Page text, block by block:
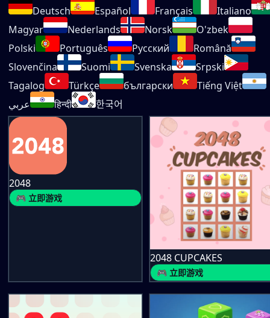
Deutsch
Español Français
Italiano
Magyar
Nederlands Norsk
O'zbek
Polski
Português Русский
Română
Slovenčina
Suomi Svenska
Srpski
Tagalog
Türkçe български
Tiếng Việt
عربي
हिन्दी 한국어
2048
🎮 立即游戏
2048 CUPCAKES
🎮 立即游戏